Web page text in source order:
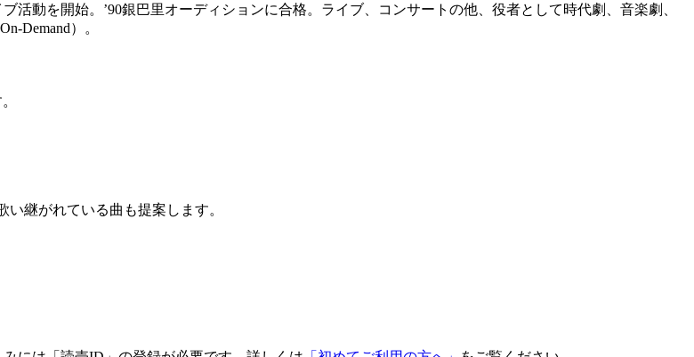
動を開始。’90銀巴里オーディションに合格。ライブ、コンサートの他、役者として時代劇、音楽劇、
Demand）。
継がれている曲も提案します。